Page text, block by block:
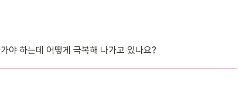
야 하는데 어떻게 극복해 나가고 있나요?